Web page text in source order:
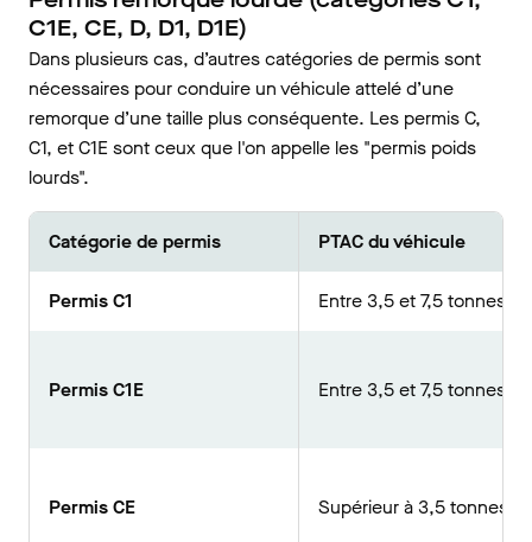
C1E, CE, D, D1, D1E)
Dans plusieurs cas, d’autres catégories de permis sont
nécessaires pour conduire un véhicule attelé d’une
remorque d’une taille plus conséquente. Les permis C,
C1, et C1E sont ceux que l'on appelle les "permis poids
lourds".
Catégorie de permis PTAC du véhicule
Permis C1 Entre 3,5 et 7,5 tonnes
Permis C1E Entre 3,5 et 7,5 tonnes
Permis CE Supérieur à 3,5 tonnes